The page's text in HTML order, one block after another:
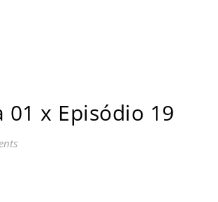
x Episódio 19